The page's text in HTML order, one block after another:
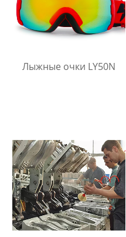
Лыжные очки LY50N